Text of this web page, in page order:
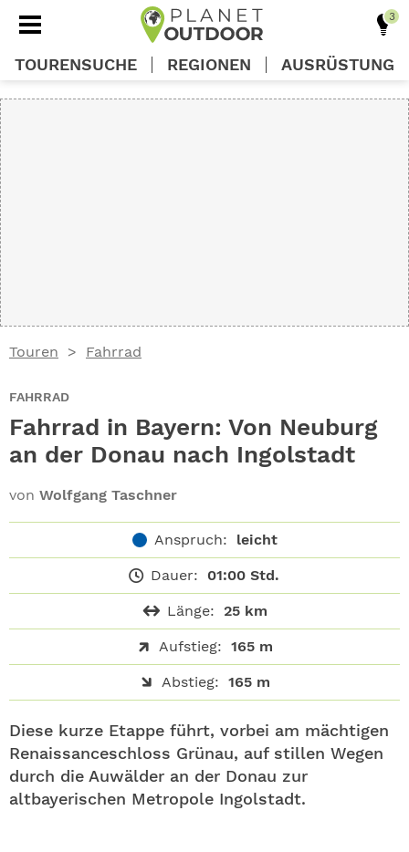
Touren Fahrrad
FAHRRAD
Fahrrad in Bayern: Von Neuburg
an der Donau nach Ingolstadt
von Wolfgang Taschner
Anspruch: leicht
Dauer: 01:00 Std.
Länge: 25 km
Aufstieg: 165 m
Abstieg: 165 m
Diese kurze Etappe führt, vorbei am mächtigen
Renaissanceschloss Grünau, auf stillen Wegen
durch die Auwälder an der Donau zur
altbayerischen Metropole Ingolstadt.
TOURENSUCHE REGIONEN AUSRÜSTUNG
ABO
GEWINNEN
ALLE THEMEN